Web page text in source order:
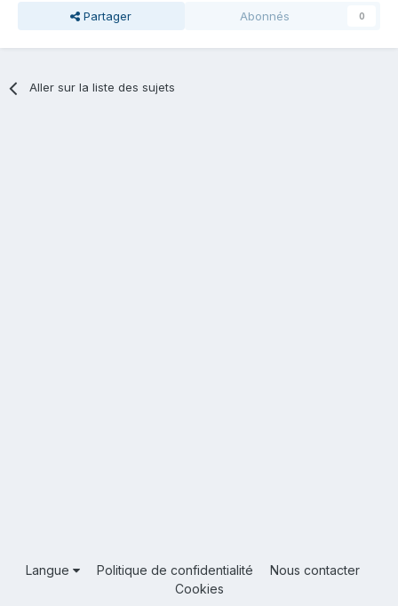
Partager Abonnés 0
Aller sur la liste des sujets
Langue Politique de confidentialité
Nous contacter
Cookies